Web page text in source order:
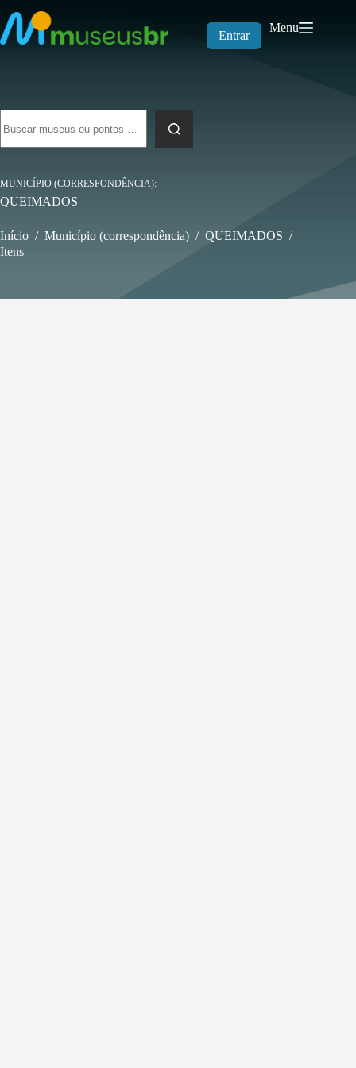
para
o
conteúdo
Entrar
Menu
resultados
MUNICÍPIO (CORRESPONDÊNCIA)
QUEIMADOS
Início / Município (correspondência) / QUEIMADOS /
Itens